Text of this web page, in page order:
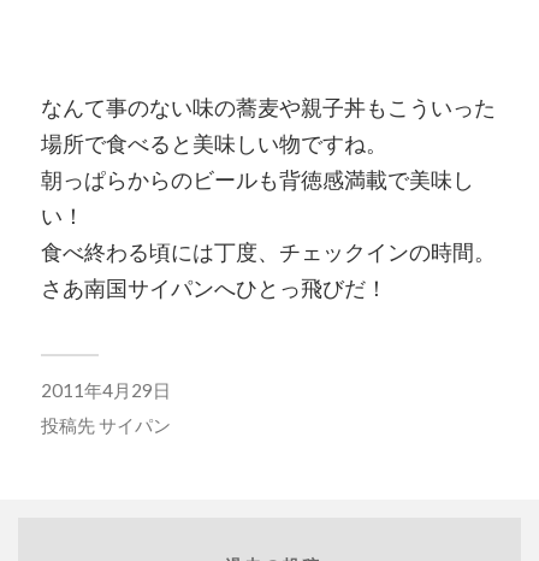
なんて事のない味の蕎麦や親子丼もこういった
場所で食べると美味しい物ですね。
朝っぱらからのビールも背徳感満載で美味し
い！
食べ終わる頃には丁度、チェックインの時間。
さあ南国サイパンへひとっ飛びだ！
2011年4月29日
投稿先サイパン